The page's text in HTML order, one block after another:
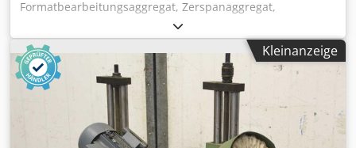
Formatbearbeitungsaggregat, Zerspanaggregat,
Fräsaggregat, Formfräsaggregat, Fügefräsaggregat,
Kappaggregat, Doppelendprofiler,
Kantenbearbeitungsmaschine, Ritzmotor, Zerspanermotor,
Fräsmotor für Kantenbearbeitungsmaschine, Profilhalter
Kantenanleimmaschine -Hersteller: Homag, Profilhalter
aus Kantenanleimmaschine BRANDT KM 35 -
Einzelkomponenten: siehe Fotos Csdpfxegy T Nbe Akvoha -
Abmessung ges.: 665/540/H375 mm -Gewicht: 30 kg
Kleinanzeige